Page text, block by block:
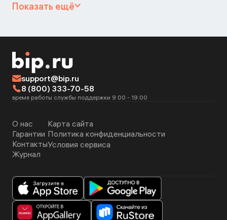
Показать ещё
support@bip.ru
8 (800) 333-70-58
время работы службы поддержки 9:00 - 19:00
О нас
Гарантии
Контакты
Журнал
Карта сайта
Политика конфиденциальности
Условия сервиса